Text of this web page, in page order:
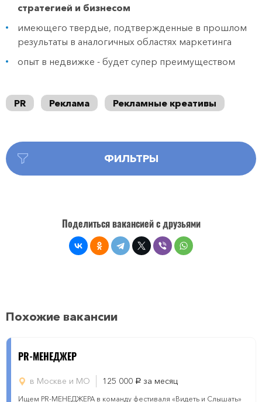
стратегией и бизнесом
имеющего твердые, подтвержденные в прошлом
результаты в аналогичных областях маркетинга
опыт в недвижке - будет супер преимуществом
PR Реклама Рекламные креативы
ФИЛЬТРЫ
Поделиться вакансией с друзьями
Похожие вакансии
PR-МЕНЕДЖЕР
в Москве и МО 125 000 руб. за месяц
Ищем PR-МЕНЕДЖЕРА в команду фестиваля «Видеть и Слышать»